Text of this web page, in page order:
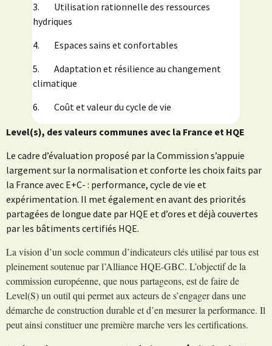
3. Utilisation rationnelle des ressources
hydriques
4. Espaces sains et confortables
5. Adaptation et résilience au changement
climatique
6. Coût et valeur du cycle de vie
Level(s), des valeurs communes avec la France et HQE
Le cadre d’évaluation proposé par la Commission s’appuie
largement sur la normalisation et conforte les choix faits par
la France avec E+C- : performance, cycle de vie et
expérimentation. Il met également en avant des priorités
partagées de longue date par HQE et d’ores et déjà couvertes
par les bâtiments certifiés HQE.
La vision d’un socle commun d’indicateurs clés utilisé par tous est
pleinement soutenue par l’Alliance HQE-GBC. L’objectif de la
commission européenne, que nous partageons, est de faire de
Level(S) un outil qui permet aux acteurs de s’engager dans une
démarche de construction durable et d’en mesurer la performance. Il
peut ainsi constituer une première marche vers les certifications.